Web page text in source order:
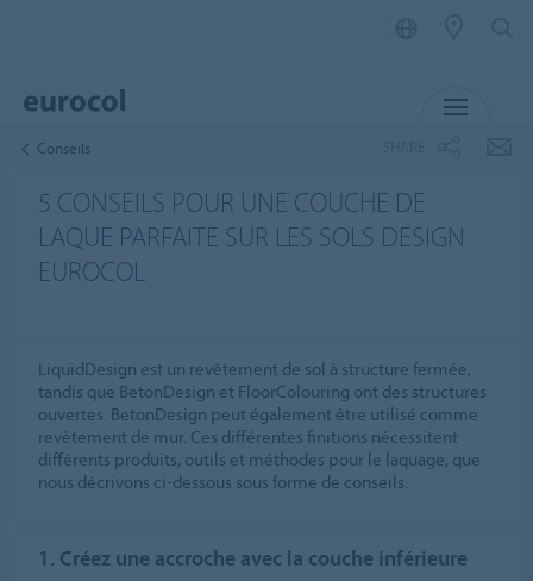
Conseils
5 CONSEILS POUR UNE COUCHE DE
LAQUE PARFAITE SUR LES SOLS DESIGN
EUROCOL
LiquidDesign est un revêtement de sol à structure fermée,
tandis que BetonDesign et FloorColouring ont des structures
ouvertes. BetonDesign peut également être utilisé comme
revêtement de mur. Ces différentes finitions nécessitent
différents produits, outils et méthodes pour le laquage, que
nous décrivons ci-dessous sous forme de conseils.
1. Créez une accroche avec la couche inférieure